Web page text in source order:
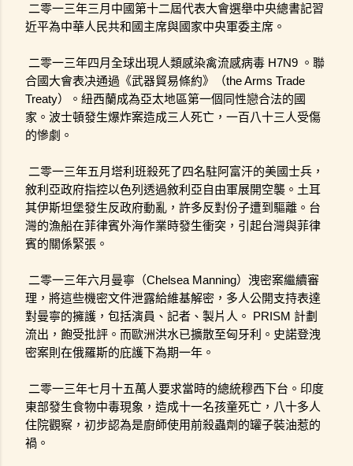
二零一三年三月中國第十二屆代表大會選舉中央總書記習
近平為中華人民共和國主席與國家中央軍委主席。
二零一三年四月全球出現人類感染禽流感病毒 H7N9 。聯
合國大會表决通過《武器貿易條約》（the Arms Trade
Treaty）。紐西蘭成為亞太地區第一個同性戀合法的國
家。波士頓發生爆炸案造成三人死亡，一百八十三人受傷
的慘劇。
二零一三年五月塔利班殺死了四名駐阿富汗的美國士兵，
敘利亞政府指控以色列透過敘利亞自由軍展開空襲。土耳
其伊斯坦堡發生反政府動亂，許多反對份子遭到驅離。台
灣的漁船在菲律賓外海作業時發生衝突，引起台灣與菲律
賓的關係緊張。
二零一三年六月曼寧（Chelsea Manning）洩密案繼續審
理，將這些機密文件泄露給維基解密，多人公開支持表達
對曼寧的擁護，包括演員、記者、製片人。 PRISM 計劃
流出，飽受批評。而歐洲洪水已擴散至匈牙利。史諾登洩
密案則在俄羅斯的庇護下為期一年。
二零一三年七月十五萬人要求當時的總統穆西下台。印度
東部發生食物中毒現象，造成十一名孩童死亡，八十多人
住院觀察，初步認為是廚師使用前殺蟲劑的罐子裝油惹的
禍。